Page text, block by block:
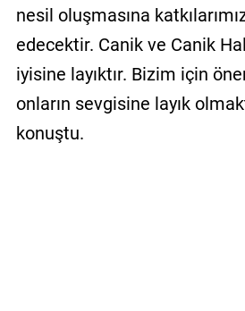
nesil oluşmasına
edecektir. Canik ve Canik
iyisine layıktır. Bizim için
onların sevgisine layık
konuştu.